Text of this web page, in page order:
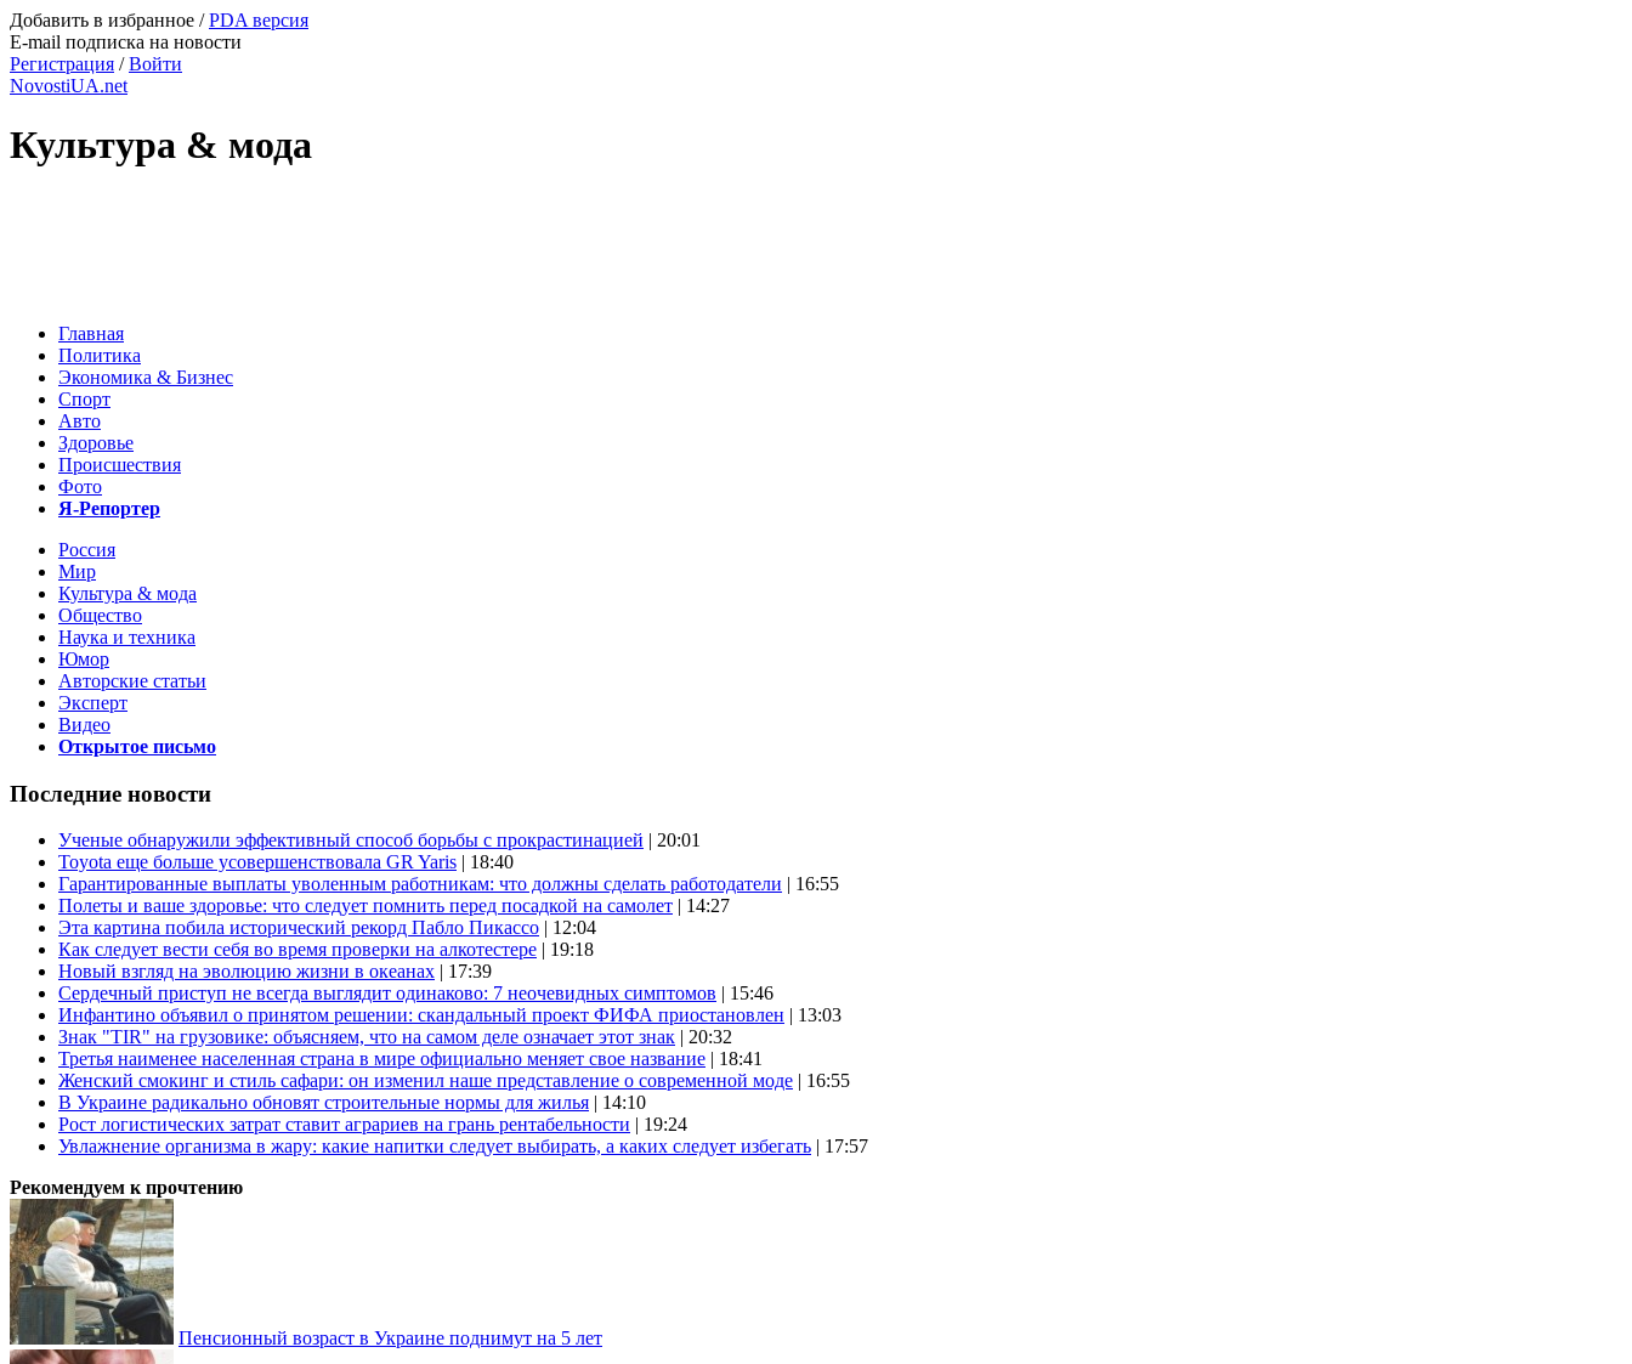
Добавить в избранное /PDA версия
E-mail подписка на новости
Регистрация /Войти
NovostiUA.net
Культура & мода
Главная
Политика
Экономика & Бизнес
Спорт
Авто
Здоровье
Происшествия
Фото
Я-Репортер
Россия
Мир
Культура & мода
Общество
Наука и техника
Юмор
Авторские статьи
Эксперт
Видео
Открытое письмо
Последние новости
Ученые обнаружили эффективный способ борьбы с прокрастинацией | 20:01
Toyota еще больше усовершенствовала GR Yaris | 18:40
Гарантированные выплаты уволенным работникам: что должны сделать работодатели | 16:55
Полеты и ваше здоровье: что следует помнить перед посадкой на самолет | 14:27
Эта картина побила исторический рекорд Пабло Пикассо | 12:04
Как следует вести себя во время проверки на алкотестере | 19:18
Новый взгляд на эволюцию жизни в океанах | 17:39
Сердечный приступ не всегда выглядит одинаково: 7 неочевидных симптомов | 15:46
Инфантино объявил о принятом решении: скандальный проект ФИФА приостановлен | 13:03
Знак "TIR" на грузовике: объясняем, что на самом деле означает этот знак | 20:32
Третья наименее населенная страна в мире официально меняет свое название | 18:41
Женский смокинг и стиль сафари: он изменил наше представление о современной моде | 16:55
В Украине радикально обновят строительные нормы для жилья | 14:10
Рост логистических затрат ставит аграриев на грань рентабельности | 19:24
Увлажнение организма в жару: какие напитки следует выбирать, а каких следует избегать | 17:57
Рекомендуем к прочтению
Пенсионный возраст в Украине поднимут на 5 лет